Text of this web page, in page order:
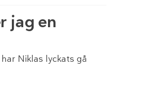
jag en
Niklas lyckats gå